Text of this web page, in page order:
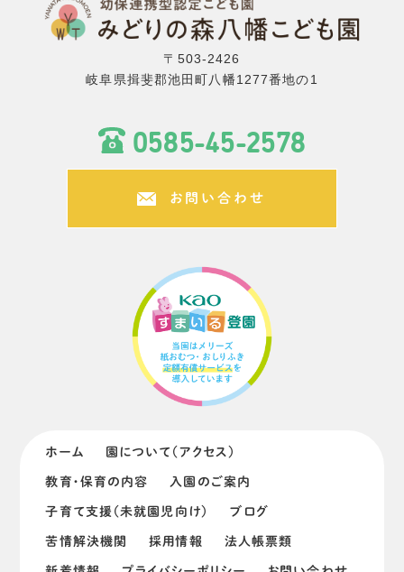
〒503-2426
岐阜県揖斐郡池田町八幡1277番地の1
0585-45-2578
お問い合わせ
ホーム 園について（アクセス）
教育・保育の内容 入園のご案内
子育て支援（未就園児向け） ブログ
苦情解決機関 採用情報 法人帳票類